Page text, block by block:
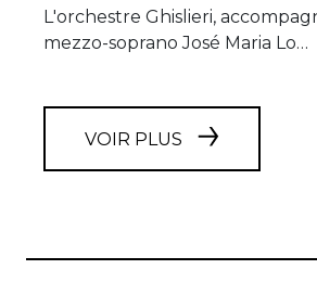
L'orchestre Ghislieri,
mezzo-soprano José Maria Lo…
VOIR PLUS